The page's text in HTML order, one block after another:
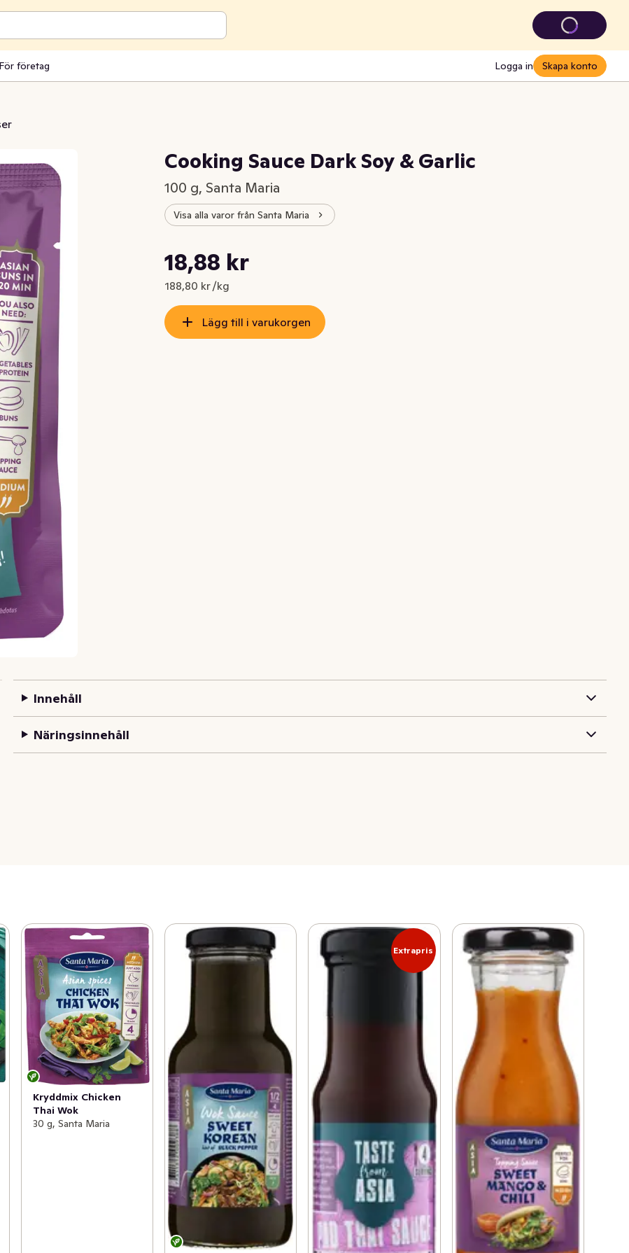
För företag Logga in Skapa konto
Cooking Sauce Dark Soy & Garlic
100 g, Santa Maria
Visa alla varor från Santa Maria
Nuvarande pris är: 18,88 kr
18,88 kr
188,80 kr /kg
Styckpris: 188,80 kr /kg
Lägg till i varukorgen
Innehåll
Näringsinnehåll
Kryddmix Chicken
Thai Wok
30 g, Santa Maria
Extrapris